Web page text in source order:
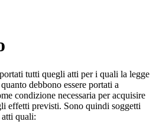
tutti quegli atti per i quali la legge
debbono essere portati a
condizione necessaria per acquisire
effetti previsti. Sono quindi soggetti
quali: